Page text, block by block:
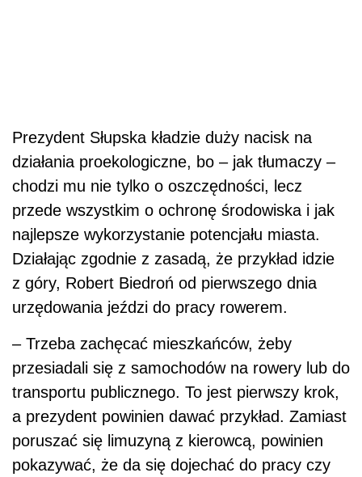
Prezydent Słupska kładzie duży nacisk na
działania proekologiczne, bo – jak tłumaczy –
chodzi mu nie tylko o oszczędności, lecz
przede wszystkim o ochronę środowiska i jak
najlepsze wykorzystanie potencjału miasta.
Działając zgodnie z zasadą, że przykład idzie
z góry, Robert Biedroń od pierwszego dnia
urzędowania jeździ do pracy rowerem.
– Trzeba zachęcać mieszkańców, żeby
przesiadali się z samochodów na rowery lub do
transportu publicznego. To jest pierwszy krok,
a prezydent powinien dawać przykład. Zamiast
poruszać się limuzyną z kierowcą, powinien
pokazywać, że da się dojechać do pracy czy